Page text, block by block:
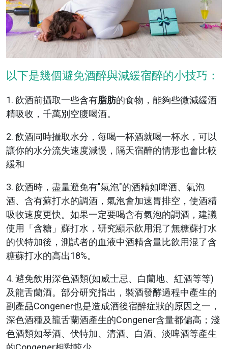
以下是幾個避免酒醉與減緩宿醉的小技巧：
1. 飲酒前攝取一些含有脂肪的食物，能夠些微減緩酒
精吸收，千萬別空腹喝酒。
2. 飲酒同時攝取水分，每喝一杯酒就喝一杯水，可以
讓你的水分流失速度減慢，隔天宿醉的情形也會比較
緩和
3. 飲酒時，盡量避免有 氣泡 的酒精如啤酒、氣泡
酒、含有蘇打水的調酒，氣泡會加速胃排空，使酒精
吸收速度更快。如果一定要喝含有氣泡的調酒，建議
使用「含糖」蘇打水，研究顯示飲用混了無糖蘇打水
的伏特加後，測試者的血液中酒精含量比飲用混了含
糖蘇打水的高出18%。
4. 避免飲用深色酒類(如威士忌、白蘭地、紅酒等等)
及龍舌蘭酒。部分研究指出，製酒發酵過程中產生的
副產品Congener也是造成酒後宿醉症狀的原因之一，
深色酒種及龍舌蘭酒產生的Congener含量都偏高；淺
色酒類如琴酒、伏特加、清酒、白酒、淡啤酒等產生